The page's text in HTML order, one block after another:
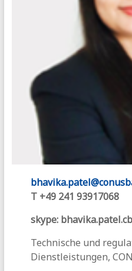
T +49 241 93917068
skype: bhavika.patel.cb
Technische und
Dienstleistungen,